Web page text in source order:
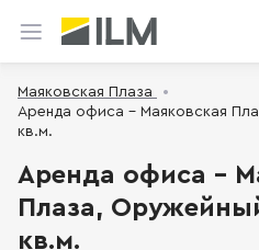
Маяковская Плаза
Аренда офиса - Маяковская
кв.м.
Аренда офиса -
Плаза,
кв.м.